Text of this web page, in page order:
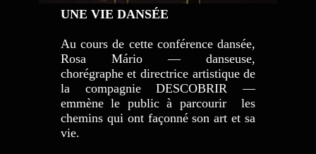
UNE VIE DANSÉE
Au cours de cette conférence dansée,
Rosa Mário — danseuse,
chorégraphe et directrice artistique de
la compagnie DESCOBRIR —
emmène le public à parcourir les
chemins qui ont façonné son art et sa
vie.